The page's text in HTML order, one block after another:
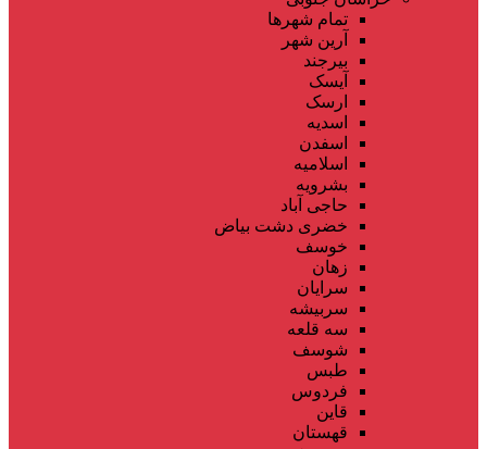
تمام شهر‌ها
آرین شهر
بیرجند
آیسک
ارسک
اسدیه
اسفدن
اسلامیه
بشرویه
حاجی آباد
خضری دشت بیاض
خوسف
زهان
سرایان
سربیشه
سه قلعه
شوسف
طبس
فردوس
قاین
قهستان